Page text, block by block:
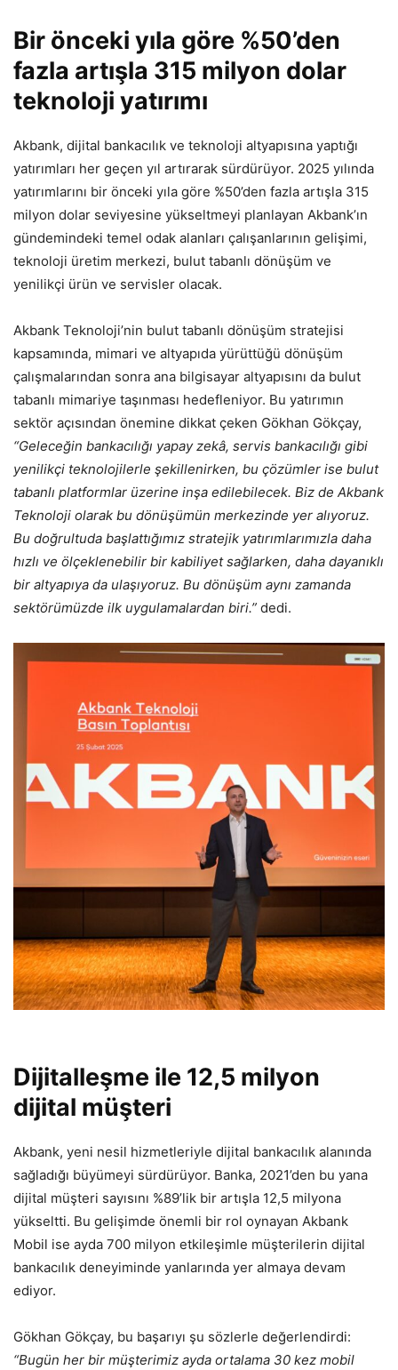
Bir önceki yıla göre %50’den
fazla artışla 315 milyon dolar
teknoloji yatırımı
Akbank, dijital bankacılık ve teknoloji altyapısına yaptığı
yatırımları her geçen yıl artırarak sürdürüyor. 2025 yılında
yatırımlarını bir önceki yıla göre %50’den fazla artışla 315
milyon dolar seviyesine yükseltmeyi planlayan Akbank’ın
gündemindeki temel odak alanları çalışanlarının gelişimi,
teknoloji üretim merkezi, bulut tabanlı dönüşüm ve
yenilikçi ürün ve servisler olacak.
Akbank Teknoloji’nin bulut tabanlı dönüşüm stratejisi
kapsamında, mimari ve altyapıda yürüttüğü dönüşüm
çalışmalarından sonra ana bilgisayar altyapısını da bulut
tabanlı mimariye taşınması hedefleniyor. Bu yatırımın
sektör açısından önemine dikkat çeken Gökhan Gökçay,
“Geleceğin bankacılığı yapay zekâ, servis bankacılığı gibi
yenilikçi teknolojilerle şekillenirken, bu çözümler ise bulut
tabanlı platformlar üzerine inşa edilebilecek. Biz de Akbank
Teknoloji olarak bu dönüşümün merkezinde yer alıyoruz.
Bu doğrultuda başlattığımız stratejik yatırımlarımızla daha
hızlı ve ölçeklenebilir bir kabiliyet sağlarken, daha dayanıklı
bir altyapıya da ulaşıyoruz. Bu dönüşüm aynı zamanda
sektörümüzde ilk uygulamalardan biri.” dedi.
Dijitalleşme ile 12,5 milyon
dijital müşteri
Akbank, yeni nesil hizmetleriyle dijital bankacılık alanında
sağladığı büyümeyi sürdürüyor. Banka, 2021’den bu yana
dijital müşteri sayısını %89’lik bir artışla 12,5 milyona
yükseltti. Bu gelişimde önemli bir rol oynayan Akbank
Mobil ise ayda 700 milyon etkileşimle müşterilerin dijital
bankacılık deneyiminde yanlarında yer almaya devam
ediyor.
Gökhan Gökçay, bu başarıyı şu sözlerle değerlendirdi:
“Bugün her bir müşterimiz ayda ortalama 30 kez mobil